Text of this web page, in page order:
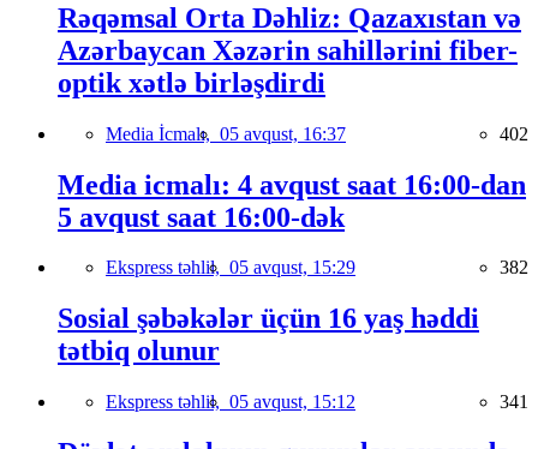
Rəqəmsal Orta Dəhliz: Qazaxıstan və
Azərbaycan Xəzərin sahillərini fiber-
optik xətlə birləşdirdi
Media İcmalı, 05 avqust, 16:37 402
Media icmalı: 4 avqust saat 16:00-dan
5 avqust saat 16:00-dək
Ekspress təhlil, 05 avqust, 15:29 382
Sosial şəbəkələr üçün 16 yaş həddi
tətbiq olunur
Ekspress təhlil, 05 avqust, 15:12 341